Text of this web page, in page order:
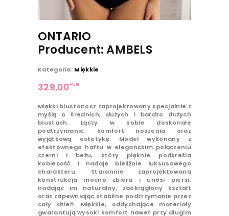
ONTARIO
Producent: AMBELS
Kategoria: Miękkie
329,00PLN
Miękki biustonosz zaprojektowany specjalnie z
myślą o średnich, dużych i bardzo dużych
biustach. Łączy w sobie doskonałe
podtrzymanie, komfort noszenia oraz
wyjątkową estetykę. Model wykonany z
efektownego haftu w eleganckim połączeniu
czerni i beżu, który pięknie podkreśla
kobiecość i nadaje bieliźnie luksusowego
charakteru. Starannie zaprojektowana
konstrukcja mocno zbiera i unosi piersi,
nadając im naturalny, zaokrąglony kształt
oraz zapewniając stabilne podtrzymanie przez
cały dzień. Miękkie, oddychające materiały
gwarantują wysoki komfort nawet przy długim